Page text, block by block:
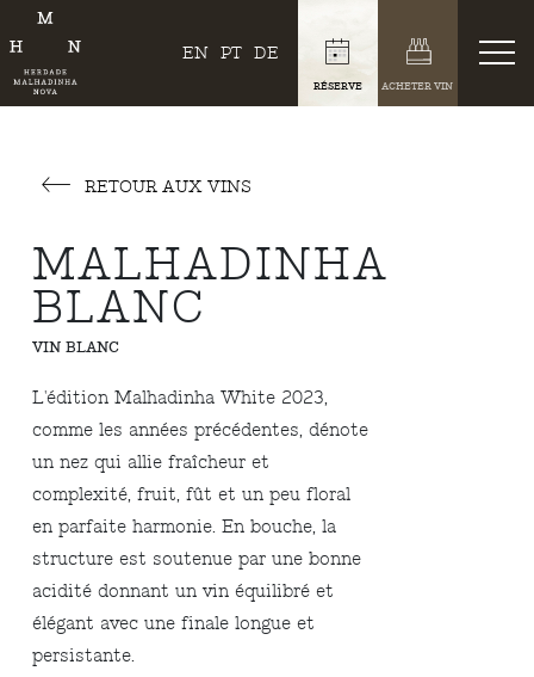
EN PT DE
RÉSERVE ACHETER VIN
RETOUR AUX VINS
MALHADINHA
BLANC
VIN BLANC
L'édition Malhadinha White 2023,
comme les années précédentes, dénote
un nez qui allie fraîcheur et
complexité, fruit, fût et un peu floral
en parfaite harmonie. En bouche, la
structure est soutenue par une bonne
acidité donnant un vin équilibré et
élégant avec une finale longue et
persistante.